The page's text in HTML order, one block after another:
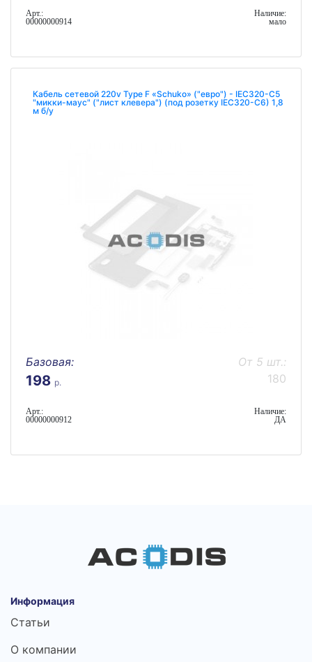
Арт.:
00000000914
Наличие:
мало
Кабель сетевой 220v Type F «Schuko» ("евро") - IEC320-C5
"микки-маус" ("лист клевера") (под розетку IEC320-C6) 1,8
м б/у
Базовая:
198 р.
От 5 шт.:
180
Арт.:
00000000912
Наличие:
ДА
Информация
Статьи
О компании